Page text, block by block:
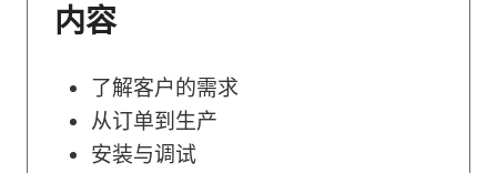
内容
了解客户的需求
从订单到生产
安装与调试